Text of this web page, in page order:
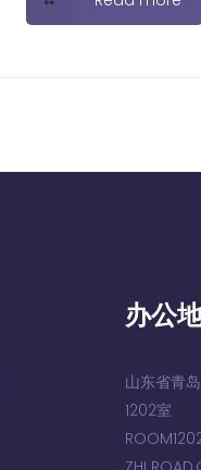
办公
山东省青
1202室